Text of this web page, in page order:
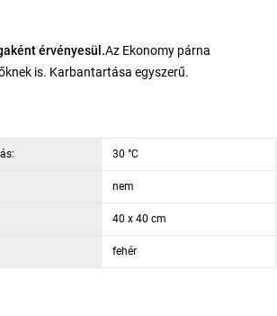
érvényesül.Az Ekonomy párna
is. Karbantartása egyszerű.
30 °C
nem
40 x 40 cm
fehér